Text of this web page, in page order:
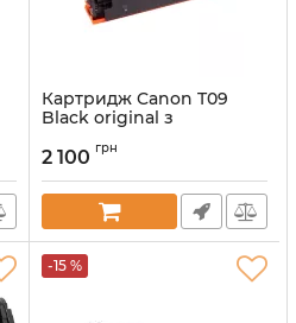
Картридж Canon T09
Black original з
Артикул:
2 100 грн
-15 %